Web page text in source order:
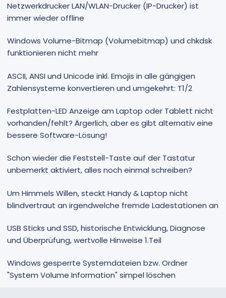
Netzwerkdrucker LAN/WLAN-Drucker (IP-Drucker) ist
immer wieder offline
Windows Volume-Bitmap (Volumebitmap) und chkdsk
funktionieren nicht mehr
ASCII, ANSI und Unicode inkl. Emojis in alle gängigen
Zahlensysteme konvertieren und umgekehrt: T1/2
Festplatten-LED Anzeige am Laptop oder Tablett nicht
vorhanden/fehlt? Ärgerlich, aber es gibt alternativ eine
bessere Software-Lösung!
Schon wieder die Feststell-Taste auf der Tastatur
unbemerkt aktiviert, alles noch einmal schreiben?
Um Himmels Willen, steckt Handy & Laptop nicht
blindvertraut an irgendwelche fremde Ladestationen an
USB Sticks und SSD, historische Entwicklung, Diagnose
und Überprüfung, wertvolle Hinweise 1.Teil
Windows gesperrte Systemdateien bzw. Ordner
"System Volume Information" simpel löschen